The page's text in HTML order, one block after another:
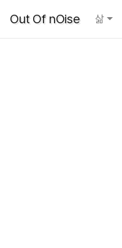
Out Of nOise 삶